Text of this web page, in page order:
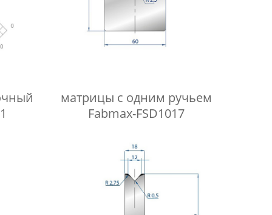
матрицы с одним ручьем
Fabmax-FSD1017